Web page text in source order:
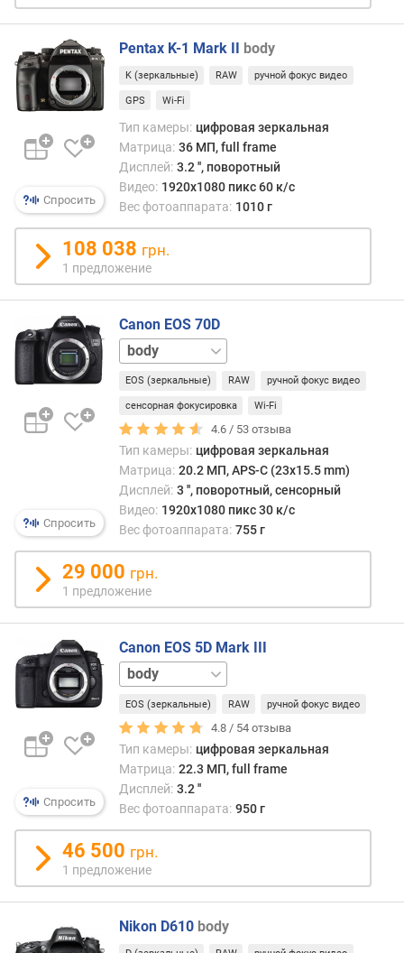
т
я
и
е
д
л
о
к
у
с
и
р
о
в
к
и
с
м
к
р
о
с
ъ
е
к
а
,
т
(
м
)
к
о
л
е
Спросить
Pentax K-1 Mark II body
K (зеркальные) RAW ручной фокус видео
GPS Wi-Fi
Тип камеры: цифровая зеркальная
Матрица: 36 МП, full frame
Дисплей: 3.2 '', поворотный
Видео: 1920x1080 пикс 60 к/с
Вес фотоаппарата: 1010 г
108 038 грн.
1 предложение
Спросить
Canon EOS 70D
18-
135
мм
EOS (зеркальные) RAW ручной фокус видео
сенсорная фокусировка Wi-Fi
4.6 / 53 отзыва
Тип камеры: цифровая зеркальная
Матрица: 20.2 МП, APS-C (23x15.5 mm)
Дисплей: 3 '', поворотный, сенсорный
Видео: 1920x1080 пикс 30 к/с
Вес фотоаппарата: 755 г
29 000 грн.
1 предложение
Спросить
Canon EOS 5D Mark III
24-
105
мм
EOS (зеркальные) RAW ручной фокус видео
4.8 / 54 отзыва
Тип камеры: цифровая зеркальная
Матрица: 22.3 МП, full frame
Дисплей: 3.2 ''
Вес фотоаппарата: 950 г
46 500 грн.
1 предложение
Nikon D610 body